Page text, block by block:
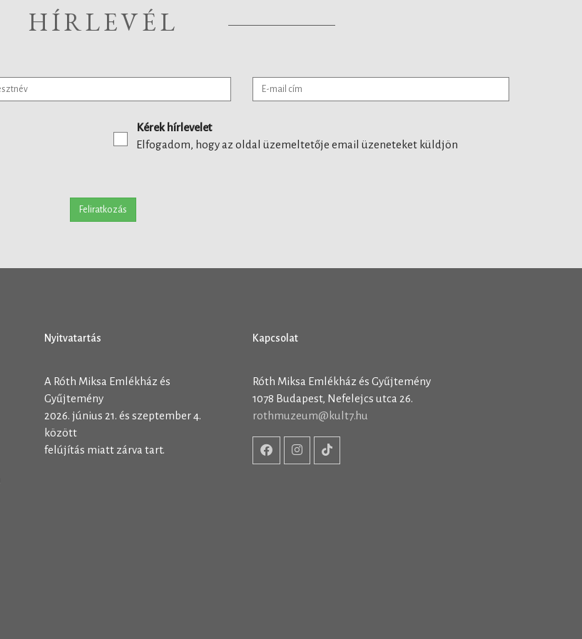
HÍRLEVÉL
Kérek hírlevelet
Elfogadom, hogy az oldal üzemeltetője email üzeneteket küldjön
Feliratkozás
Nyitvatartás
A Róth Miksa Emlékház és
Gyűjtemény
2026. június 21. és szeptember 4.
között
felújítás miatt zárva tart.
Kapcsolat
Róth Miksa Emlékház és Gyűjtemény
1078 Budapest, Nefelejcs utca 26.
rothmuzeum@kult7.hu